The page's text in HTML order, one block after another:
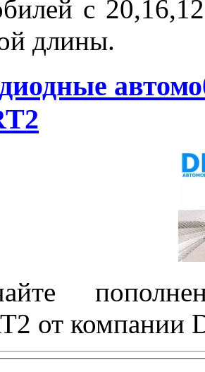
с
длины.
от компании